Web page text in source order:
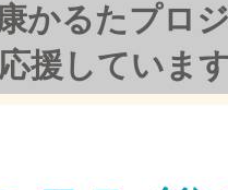
かるたプロ
応援していま